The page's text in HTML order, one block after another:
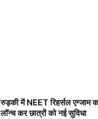
रुड़की में NEET रिहर्सल
लॉन्च कर छात्रों को नई सुविधा